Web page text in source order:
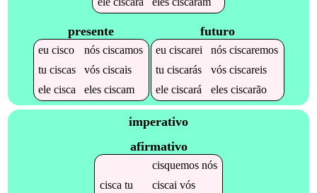
presente
eucisco nósciscamos
tuciscas vósciscais
elecisca elesciscam
futuro
euciscarei nósciscaremos
tuciscarás vósciscareis
eleciscará elesciscarão
imperativo
afirmativo
cisquemosnós
cisca tu ciscai vós